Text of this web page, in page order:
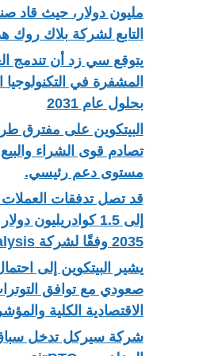
التابع لشركة بلاك روك
يتوقع سي زد أن تندمج
المشفرة في التكنولوجيا
بحلول عام 2031
البيتكوين على مفترق
تصادم قوى الشراء
مستوى دعم رئيسي.
قد تصل تدفقات العملات
إلى 1.5 كوادريليون
2035 وفقًا لشركة Chainalysis
يشير البيتكوين إلى
صعودي مع توافق
الاقتصادية الكلية
شركة سيركل تدخل سباق